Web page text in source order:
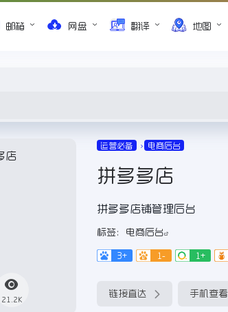
邮箱 网盘 翻译 地图
21.2K
运营必备 电商后台
拼多多店
拼多多店铺管理后台
标签： 电商后台
3+ 1- 1+
链接直达 手机查看